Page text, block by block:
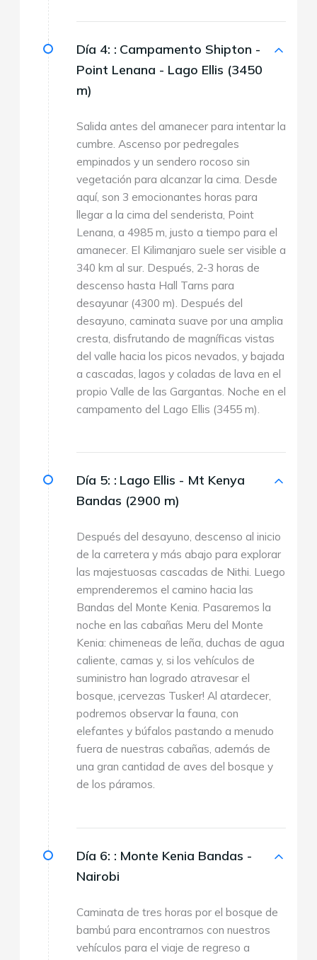
Día 4: : Campamento Shipton -
Point Lenana - Lago Ellis (3450
m)
Salida antes del amanecer para intentar la
cumbre. Ascenso por pedregales
empinados y un sendero rocoso sin
vegetación para alcanzar la cima. Desde
aquí, son 3 emocionantes horas para
llegar a la cima del senderista, Point
Lenana, a 4985 m, justo a tiempo para el
amanecer. El Kilimanjaro suele ser visible a
340 km al sur. Después, 2-3 horas de
descenso hasta Hall Tarns para
desayunar (4300 m). Después del
desayuno, caminata suave por una amplia
cresta, disfrutando de magníficas vistas
del valle hacia los picos nevados, y bajada
a cascadas, lagos y coladas de lava en el
propio Valle de las Gargantas. Noche en el
campamento del Lago Ellis (3455 m).
Día 5: : Lago Ellis - Mt Kenya
Bandas (2900 m)
Después del desayuno, descenso al inicio
de la carretera y más abajo para explorar
las majestuosas cascadas de Nithi. Luego
emprenderemos el camino hacia las
Bandas del Monte Kenia. Pasaremos la
noche en las cabañas Meru del Monte
Kenia: chimeneas de leña, duchas de agua
caliente, camas y, si los vehículos de
suministro han logrado atravesar el
bosque, ¡cervezas Tusker! Al atardecer,
podremos observar la fauna, con
elefantes y búfalos pastando a menudo
fuera de nuestras cabañas, además de
una gran cantidad de aves del bosque y
de los páramos.
Día 6: : Monte Kenia Bandas -
Nairobi
Caminata de tres horas por el bosque de
bambú para encontrarnos con nuestros
vehículos para el viaje de regreso a